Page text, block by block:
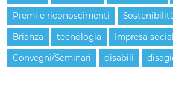
Premi e riconoscimenti
Brianza tecnologia Impresa
Convegni/Seminari disabili